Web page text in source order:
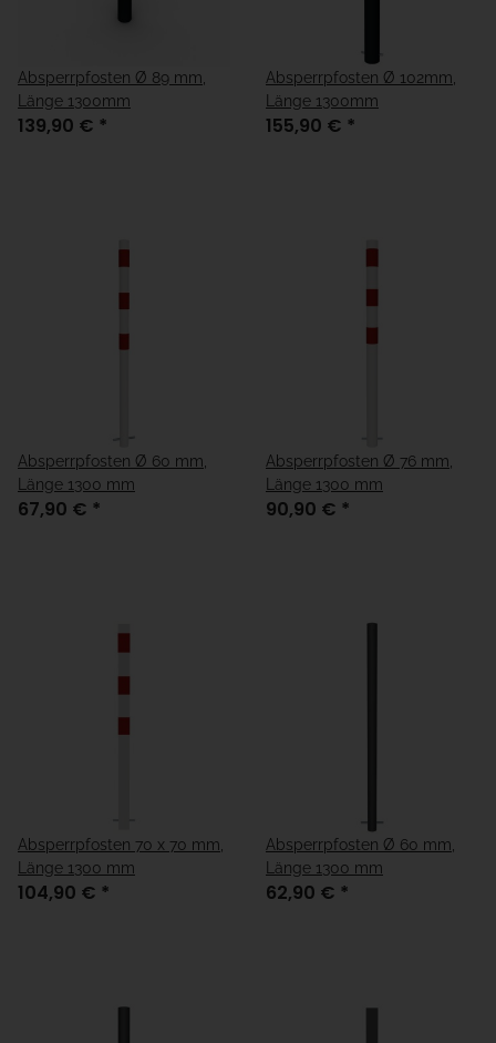
Absperrpfosten Ø 89 mm,
Länge 1300mm
139,90 € *
Absperrpfosten Ø 102mm,
Länge 1300mm
155,90 € *
Absperrpfosten Ø 60 mm,
Länge 1300 mm
67,90 € *
Absperrpfosten Ø 76 mm,
Länge 1300 mm
90,90 € *
Absperrpfosten 70 x 70 mm,
Länge 1300 mm
104,90 € *
Absperrpfosten Ø 60 mm,
Länge 1300 mm
62,90 € *